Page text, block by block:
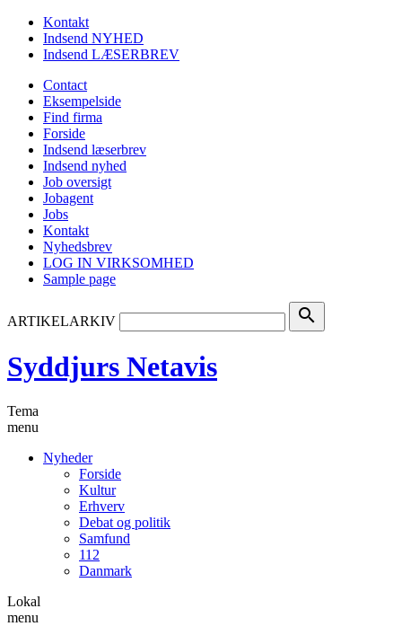
Kontakt
Indsend NYHED
Indsend LÆSERBREV
Contact
Eksempelside
Find firma
Forside
Indsend læserbrev
Indsend nyhed
Job oversigt
Jobagent
Jobs
Kontakt
Nyhedsbrev
LOG IN VIRKSOMHED
Sample page
ARTIKELARKIV search
Syddjurs Netavis
Tema
menu
Nyheder
Forside
Kultur
Erhverv
Debat og politik
Samfund
112
Danmark
Lokal
menu